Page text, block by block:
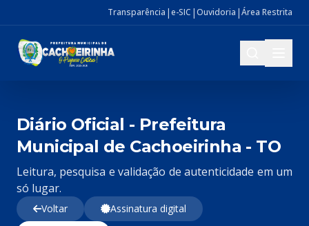
Transparência |e-SIC |Ouvidoria |Área Restrita
Diário Oficial - Prefeitura
Municipal de Cachoeirinha - TO
Leitura, pesquisa e validação de autenticidade em um
só lugar.
Voltar
Assinatura digital